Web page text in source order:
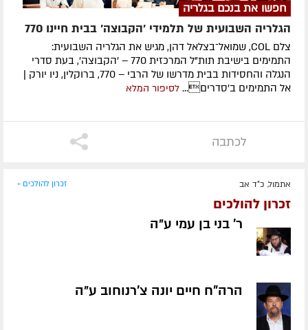
חפשו את בנכם בגלריה
הגלריה השבועית של תלמידי 'הקבוצה' בבית חיינו 770
צלם COL, שמואל־בצלאל דהן, מגיש את הגלריה השבועית:
התמימים בישיבת תות"ל המרכזית 770 – 'הקבוצה', בעת סדרי
הנגלה והחסידות בבית מדרשו של הרבי – 770, ברוקלין, ניו יורק |
אל התמימים ב'סדרים... לסיפור המלא
לכתבה
אתמול, כ"ד אב זכרון להולכים »
זכרון להולכים
ר' בני בן עמי ע״ה
הרה"ח חיים יונה צ'רנוחוב ע״ה